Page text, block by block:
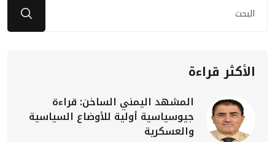
الأكثر قراءة
المشهد اليمني الساخن: قراءة
جيوسياسية أولية للأوضاع السياسية
والعسكرية